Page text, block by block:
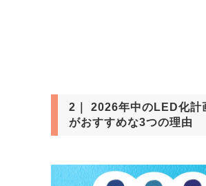
2｜ 2026年中のLED化計
がおすすめな3つの理由